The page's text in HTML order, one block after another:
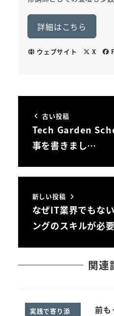
詳細はこちら
ウェブサイト X
古い投稿
Tech Garden
事を書きまし…
新しい投稿
なぜIT業界でもな
ングのスキルが必
関連
実践で寄り添
前も